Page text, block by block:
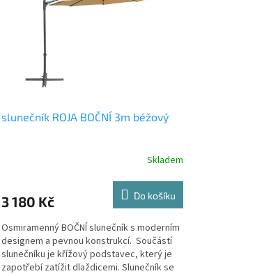
slunečník ROJA BOČNÍ 3m béžový
Skladem
3 180 Kč Do košíku
Osmiramenný BOČNÍ slunečník s moderním
designem a pevnou konstrukcí. Součástí
slunečníku je křížový podstavec, který je
zapotřebí zatížit dlaždicemi. Slunečník se